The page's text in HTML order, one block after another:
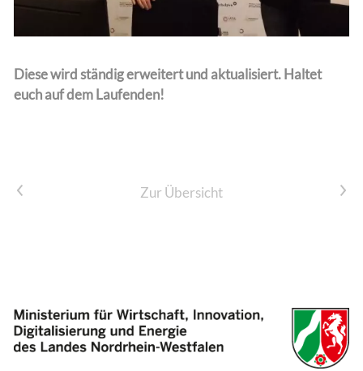
Diese wird ständig erweitert und aktualisiert. Haltet
euch auf dem Laufenden!
Vorheriger Artikel Zur Übersicht Nächster Artikel